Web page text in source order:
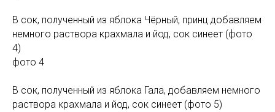
В сок, полученный из яблока Чёрный, принц добавляем
немного раствора крахмала и йод, сок синеет (фото
4)
фото 4
В сок, полученный из яблока Гала, добавляем немного
раствора крахмала и йод, сок синеет (фото 5)